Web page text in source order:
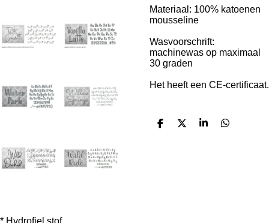
Materiaal: 100% katoenen
mousseline
Wasvoorschrift:
machinewas op maximaal
30 graden
Het heeft een CE-certificaat.
D
D
S
D
* Hydrofiel stof